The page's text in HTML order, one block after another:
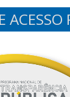
ACESSO